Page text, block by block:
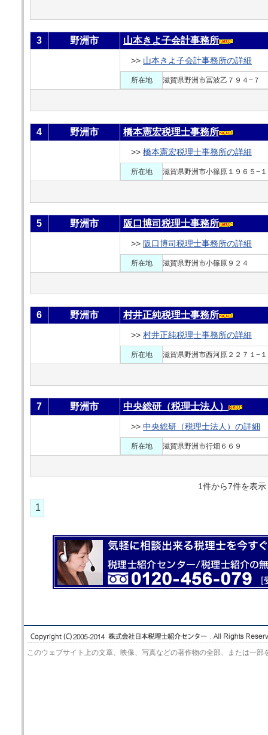
3 野洲市 山本きよ子会計事務所
>> 山本きよ子会計事務所の詳細
所在地 滋賀県野洲市冨波乙７９４−７
4 野洲市 橋本憲宏税理士事務所
>> 橋本憲宏税理士事務所の詳細
所在地 滋賀県野洲市小篠原１９６５−
5 野洲市 阪口博司税理士事務所
>> 阪口博司税理士事務所の詳細
所在地 滋賀県野洲市小篠原９２４
6 野洲市 村井正純税理士事務所
>> 村井正純税理士事務所の詳細
所在地 滋賀県野洲市西河原２２７１−１
7 野洲市 中央総研（税理士法人）
>> 中央総研（税理士法人）の詳細
所在地 滋賀県野洲市行畑６６９
1件から7件を
1
このウェブサイト上の文章、映像、写真などの著作物の全部、または一